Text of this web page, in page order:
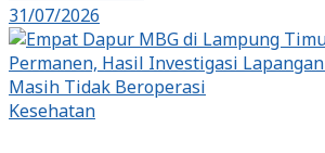
31/07/2026
Kesehatan